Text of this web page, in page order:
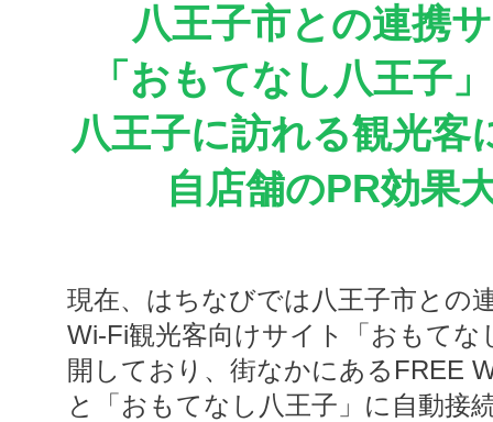
八王子市との連携
「おもてなし八王子
八王子に訪れる観光客
自店舗のPR効果
現在、はちなびでは八王子市との
Wi-Fi観光客向けサイト「おもてな
開しており、街なかにあるFREE
と「おもてなし八王子」に自動接